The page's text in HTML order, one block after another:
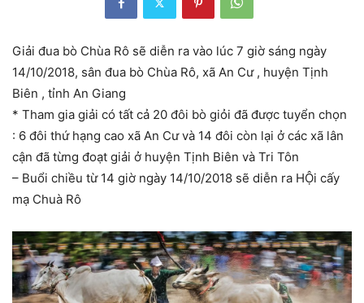
Giải đua bò Chùa Rô sẽ diễn ra vào lúc 7 giờ sáng ngày
14/10/2018, sân đua bò Chùa Rô, xã An Cư , huyện Tịnh
Biên , tỉnh An Giang
* Tham gia giải có tất cả 20 đôi bò giỏi đã được tuyển chọn
: 6 đôi thứ hạng cao xã An Cư và 14 đôi còn lại ở các xã lân
cận đã từng đoạt giải ở huyện Tịnh Biên và Tri Tôn
– Buổi chiều từ 14 giờ ngày 14/10/2018 sẽ diễn ra HỘi cấy
mạ Chuà Rô